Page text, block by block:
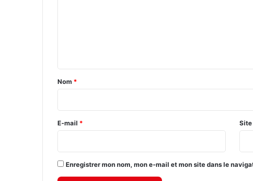
a
r
e
Nom *
E-mail *
Enregistrer mon nom, mon e-mail et mon site dans le